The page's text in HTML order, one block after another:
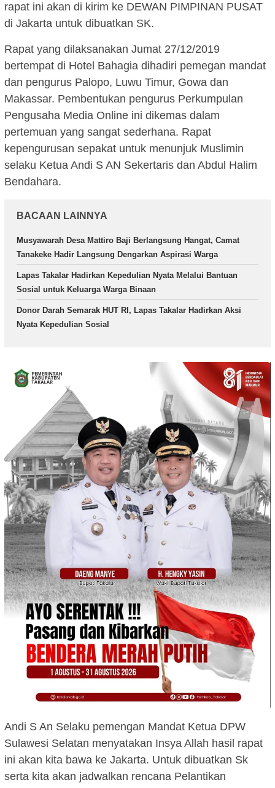
rapat ini akan di kirim ke DEWAN PIMPINAN PUSAT
di Jakarta untuk dibuatkan SK.
Rapat yang dilaksanakan Jumat 27/12/2019
bertempat di Hotel Bahagia dihadiri pemegan mandat
dan pengurus Palopo, Luwu Timur, Gowa dan
Makassar. Pembentukan pengurus Perkumpulan
Pengusaha Media Online ini dikemas dalam
pertemuan yang sangat sederhana. Rapat
kepengurusan sepakat untuk menunjuk Muslimin
selaku Ketua Andi S AN Sekertaris dan Abdul Halim
Bendahara.
BACAAN LAINNYA
Musyawarah Desa Mattiro Baji Berlangsung Hangat, Camat
Tanakeke Hadir Langsung Dengarkan Aspirasi Warga
Lapas Takalar Hadirkan Kepedulian Nyata Melalui Bantuan
Sosial untuk Keluarga Warga Binaan
Donor Darah Semarak HUT RI, Lapas Takalar Hadirkan Aksi
Nyata Kepedulian Sosial
Andi S An Selaku pemengan Mandat Ketua DPW
Sulawesi Selatan menyatakan Insya Allah hasil rapat
ini akan kita bawa ke Jakarta. Untuk dibuatkan Sk
serta kita akan jadwalkan rencana Pelantikan